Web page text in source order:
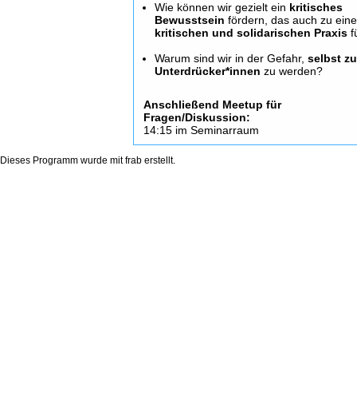
Wie können wir gezielt ein kritisches
Bewusstsein fördern, das auch zu
kritischen und solidarischen Praxis
Warum sind wir in der Gefahr,selbst zu
Unterdrücker*innen zu werden?
Anschließend Meetup für
Fragen/Diskussion:
14:15 im Seminarraum
Dieses Programm wurde mitfrab erstellt.